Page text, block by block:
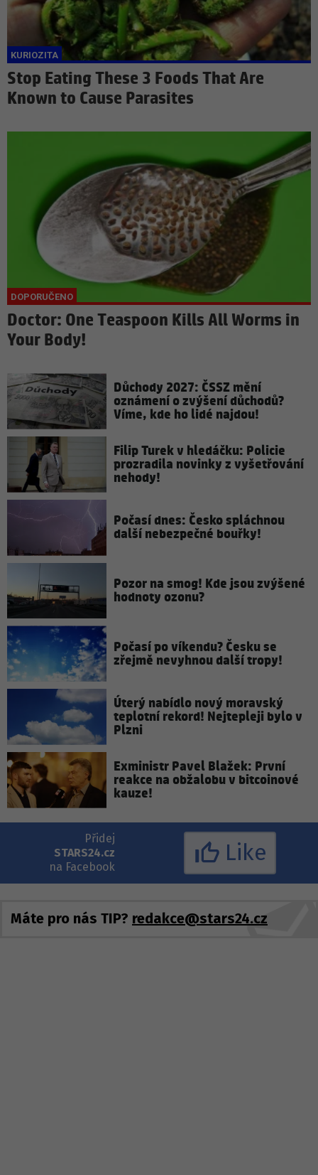
Stop Eating These 3 Foods That Are
Known to Cause Parasites
Doctor: One Teaspoon Kills All Worms in
Your Body!
Důchody 2027: ČSSZ mění
oznámení o zvýšení důchodů?
Víme, kde ho lidé najdou!
Filip Turek v hledáčku: Policie
prozradila novinky z vyšetřování
nehody!
Počasí dnes: Česko spláchnou
další nebezpečné bouřky!
Pozor na smog! Kde jsou zvýšené
hodnoty ozonu?
Počasí po víkendu? Česku se
zřejmě nevyhnou další tropy!
Úterý nabídlo nový moravský
teplotní rekord! Nejtepleji bylo v
Plzni
Exministr Pavel Blažek: První
reakce na obžalobu v bitcoinové
kauze!
Přidej
STARS24.cz
na Facebook
Like
Máte pro nás TIP? redakce@stars24.cz